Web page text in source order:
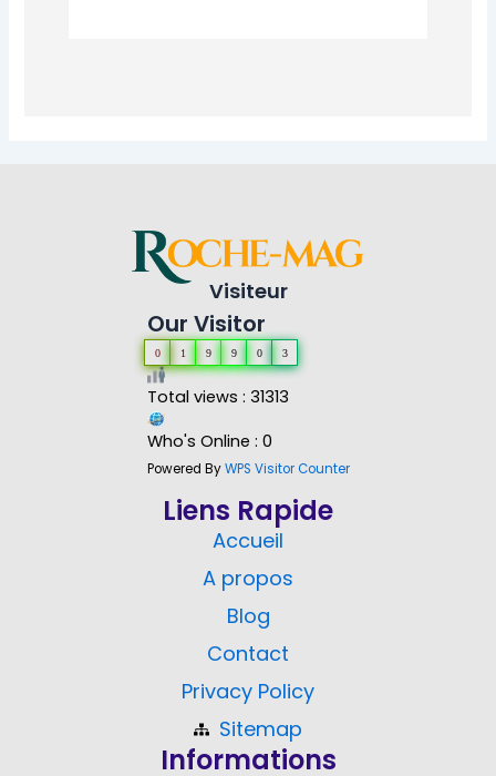
Visiteur
Our Visitor
0 1 9 9 0 3
Total views : 31313
Who's Online : 0
Powered ByWPS Visitor Counter
Liens Rapide
Accueil
A propos
Blog
Contact
Privacy Policy
Sitemap
Informations